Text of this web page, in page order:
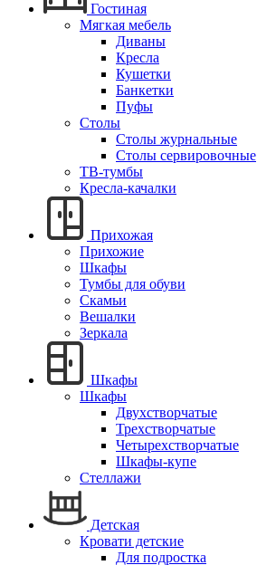
Гостиная
Мягкая мебель
Диваны
Кресла
Кушетки
Банкетки
Пуфы
Столы
Столы журнальные
Столы сервировочные
ТВ-тумбы
Кресла-качалки
Прихожая
Прихожие
Шкафы
Тумбы для обуви
Скамьи
Вешалки
Зеркала
Шкафы
Шкафы
Двухстворчатые
Трехстворчатые
Четырехстворчатые
Шкафы-купе
Стеллажи
Детская
Кровати детские
Для подростка